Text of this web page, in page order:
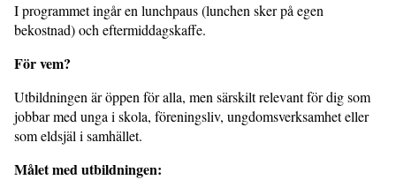
I programmet ingår en lunchpaus (lunchen sker på egen
bekostnad) och eftermiddagskaffe.
För vem?
Utbildningen är öppen för alla, men särskilt relevant för dig som
jobbar med unga i skola, föreningsliv, ungdomsverksamhet eller
som eldsjäl i samhället.
Målet med utbildningen: